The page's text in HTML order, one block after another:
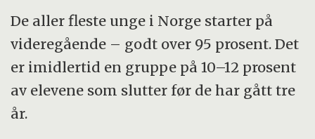
Prosjektperiode: 2010–2014
Prosjektleder: Torberg Falch
Ansvarlig institusjon:
Senter for økonomisk
forskning ved NTNU
13,3 millioner kroner fra
De aller fleste unge i Norge starter på
videregående – godt over 95 prosent. Det
er imidlertid en gruppe på 10–12 prosent
av elevene som slutter før de har gått tre
år.